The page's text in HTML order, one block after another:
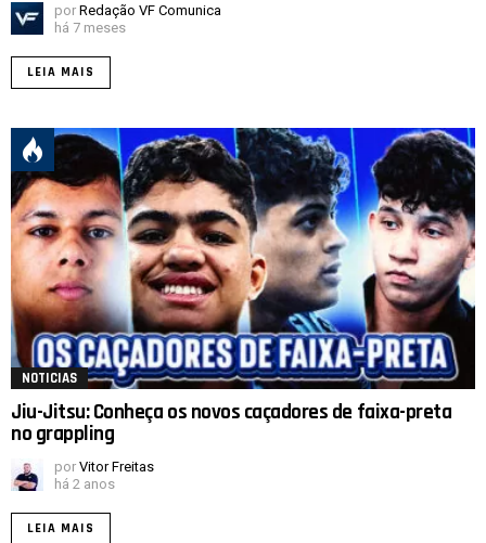
por Redação VF Comunica
há 7 meses
LEIA MAIS
NOTICIAS
Jiu-Jitsu: Conheça os novos caçadores de faixa-preta
no grappling
por Vitor Freitas
há 2 anos
LEIA MAIS